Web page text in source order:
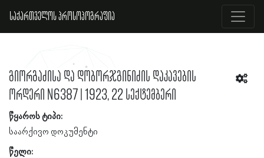
საქართველოს პროსოპოგრაფია
გიორგაძისა და დობორჯგინიძის დაკავების
ორდერი N6387 | 1923, 22 სექტემბერი
წყაროს ტიპი:
საარქივო დოკუმენტი
წელი: